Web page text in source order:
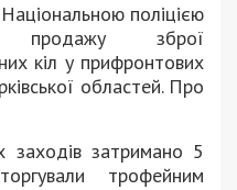
поліцією
продажу зброї
кіл у прифронтових
областей. Про
заходів затримано 5
трофейним